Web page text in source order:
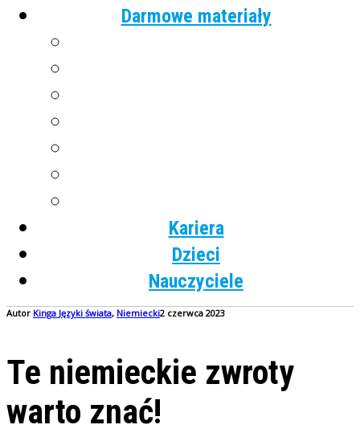
Darmowe materiały
Kariera
Dzieci
Nauczyciele
Autor Kinga Języki świata, Niemiecki2 czerwca 2023
Te niemieckie zwroty
warto znać!